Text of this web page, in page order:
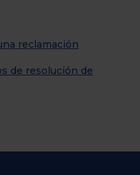
reclamación
de resolución de